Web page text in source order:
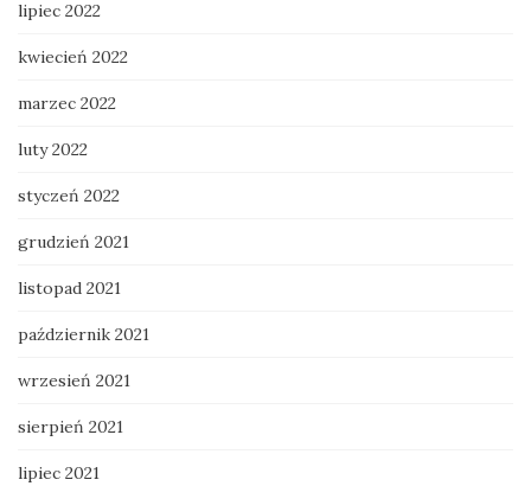
lipiec 2022
kwiecień 2022
marzec 2022
luty 2022
styczeń 2022
grudzień 2021
listopad 2021
październik 2021
wrzesień 2021
sierpień 2021
lipiec 2021